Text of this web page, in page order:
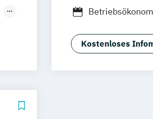
Kommunikation
Kostenloses